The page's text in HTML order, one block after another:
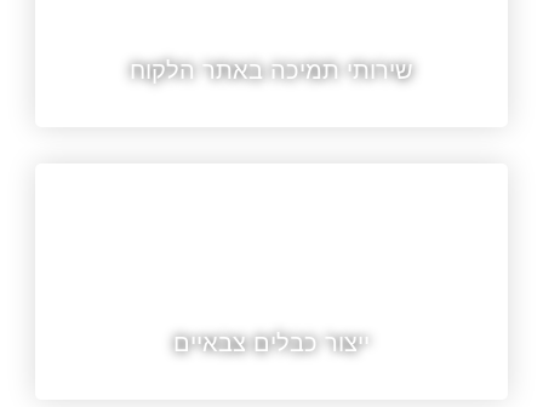
שירותי תמיכה באתר הלקוח
ייצור כבלים צבאיים